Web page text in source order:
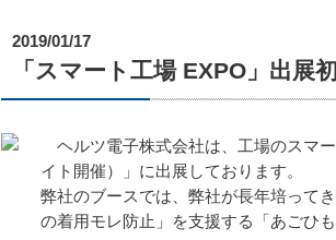
2019/01/17
「スマート工場 EXPO」出展
ヘルツ電子株式会社は、工場のスマ
イト開催）」に出展しております。
弊社のブースでは、弊社が長年培って
の着用モレ防止」を支援する「あごひ